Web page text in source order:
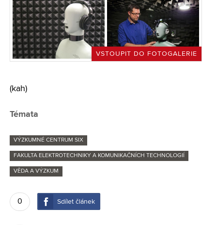
VSTOUPIT DO FOTOGALERIE
(kah)
Témata
VÝZKUMNÉ CENTRUM SIX
FAKULTA ELEKTROTECHNIKY A KOMUNIKAČNÍCH TECHNOLOGIÍ
VĚDA A VÝZKUM
0 Sdílet článek